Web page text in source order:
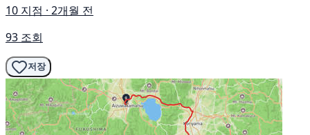
10 지점 · 2개월 전
93 조회
저장